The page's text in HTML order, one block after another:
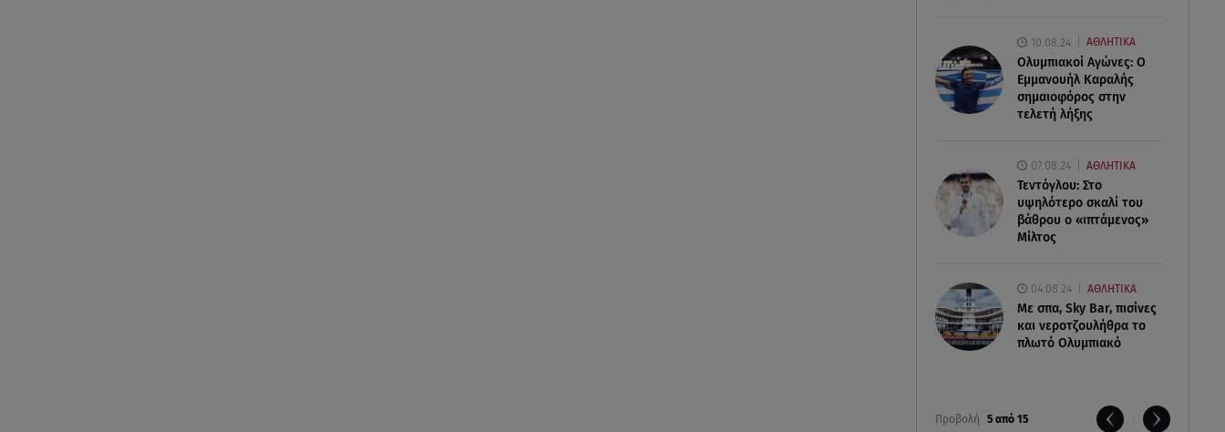
10.08.24 ΑΘΛΗΤΙΚΑ
Ολυμπιακοί Αγώνες: Ο
Εμμανουήλ Καραλής
σημαιοφόρος στην
τελετή λήξης
07.08.24 ΑΘΛΗΤΙΚΑ
Τεντόγλου: Στο
υψηλότερο σκαλί του
βάθρου ο «ιπτάμενος»
Μίλτος
04.08.24 ΑΘΛΗΤΙΚΑ
Με σπα, Sky Bar, πισίνες
και νεροτζουλήθρα το
πλωτό Ολυμπιακό
Προβολή 5 από 15